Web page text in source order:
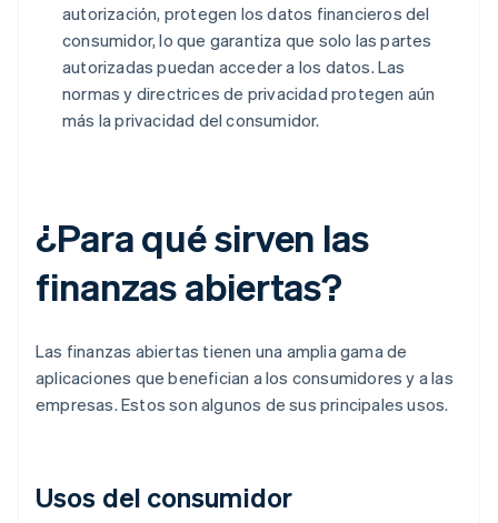
autorización, protegen los datos financieros del
consumidor, lo que garantiza que solo las partes
autorizadas puedan acceder a los datos. Las
normas y directrices de privacidad protegen aún
más la privacidad del consumidor.
¿Para qué sirven las
finanzas abiertas?
Las finanzas abiertas tienen una amplia gama de
aplicaciones que benefician a los consumidores y a las
empresas. Estos son algunos de sus principales usos.
Usos del consumidor